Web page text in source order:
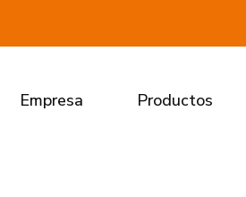
Empresa Productos